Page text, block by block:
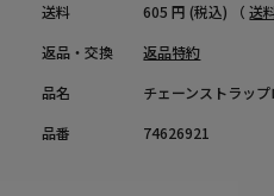
送料
605 円 (税込) （送
返品・交換
返品特約
品名
チェーンストラッ
品番
74626921